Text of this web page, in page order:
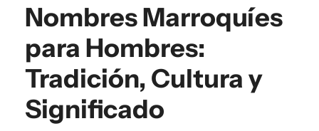
Nombres Marroquíes
para Hombres:
Tradición, Cultura y
Significado